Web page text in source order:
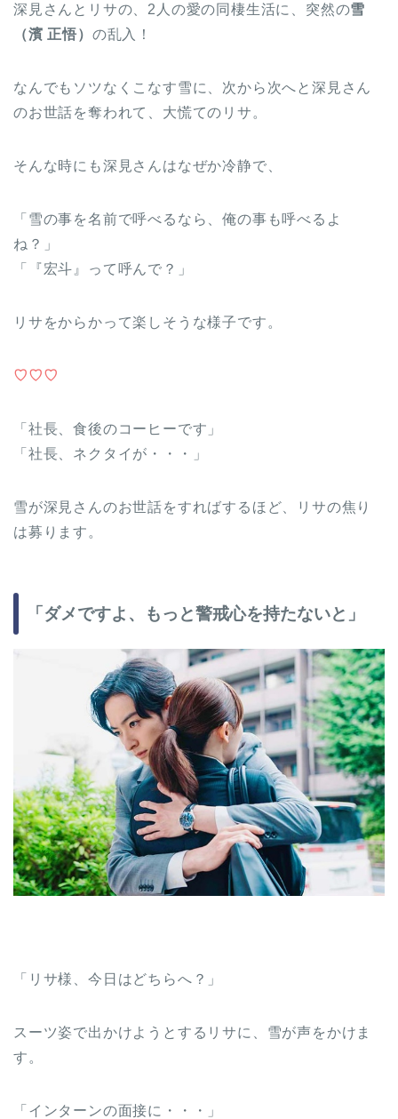
深見さんとリサの、2人の愛の同棲生活に、突然の雪
（濱 正悟） の乱入！
なんでもソツなくこなす雪に、次から次へと深見さん
のお世話を奪われて、大慌てのリサ。
そんな時にも深見さんはなぜか冷静で、
「雪の事を名前で呼べるなら、俺の事も呼べるよ
ね？」
「『宏斗』って呼んで？」
リサをからかって楽しそうな様子です。
♡♡♡
「社長、食後のコーヒーです」
「社長、ネクタイが・・・」
雪が深見さんのお世話をすればするほど、リサの焦り
は募ります。
「ダメですよ、もっと警戒心を持たないと」
「リサ様、今日はどちらへ？」
スーツ姿で出かけようとするリサに、雪が声をかけま
す。
「インターンの面接に・・・」